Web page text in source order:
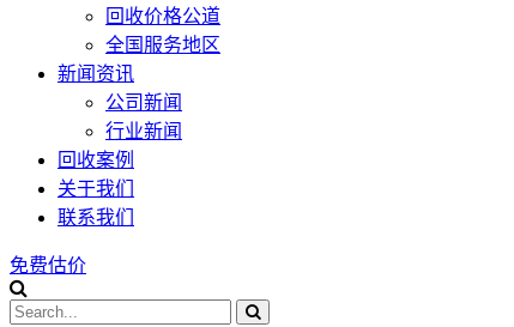
回收价格公道
全国服务地区
新闻资讯
公司新闻
行业新闻
回收案例
关于我们
联系我们
免费估价